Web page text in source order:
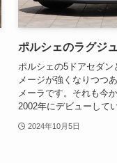
ポルシェのラグジ
ポルシェの5ドアセダン
メージが強くなりつつ
メーラです。それも今
2002年にデビューして
2024年10月5日